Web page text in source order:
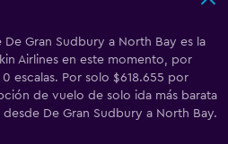
Gran Sudbury a North Bay es la
Airlines en este momento, por
escalas. Por solo $618.655 por
de vuelo de solo ida más barata
De Gran Sudbury a North Bay.